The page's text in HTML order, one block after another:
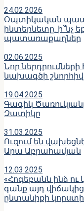
24.02.2026
Օպտիկական
ինտերնետը. ի՞նչ
պատառաքաղներ
02.06.2025
Նոր ներդրումների
նախագծի շնորհիվ
19.04.2025
Գագիկ
Զատիկը
31.03.2025
Ուզում են
Արա Աբրահամյան
12.03.2025
«Հոգեբանն ինձ ու
գանք այդ
ընտանիքի